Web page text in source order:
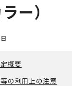
ー）
概要
の利用上の注意